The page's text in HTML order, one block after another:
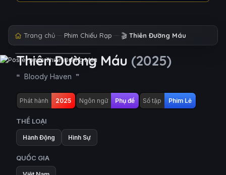
Trang chủ Phim Chiếu Rạp 🎬 Thiên Đường Máu
Thiên Đường Máu (2025)
Bloody Haven
Phát hành 2025 Ngôn ngữ Phụ đề Số tập Phim Lẻ
THỂ LOẠI
Hành Động Hình Sự
QUỐC GIA